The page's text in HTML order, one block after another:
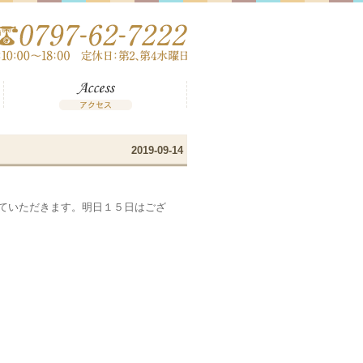
2019-09-14
いただきます。明日１５日はござ